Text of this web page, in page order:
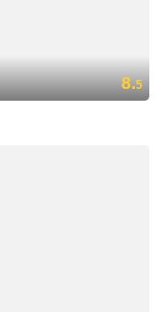
8.5